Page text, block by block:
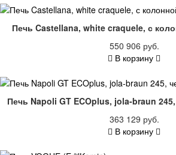
Печь Castellana, white craquele, с
550 906 руб.
В корзину
Печь Napoli GT ECOplus, jola-braun
363 129 руб.
В корзину